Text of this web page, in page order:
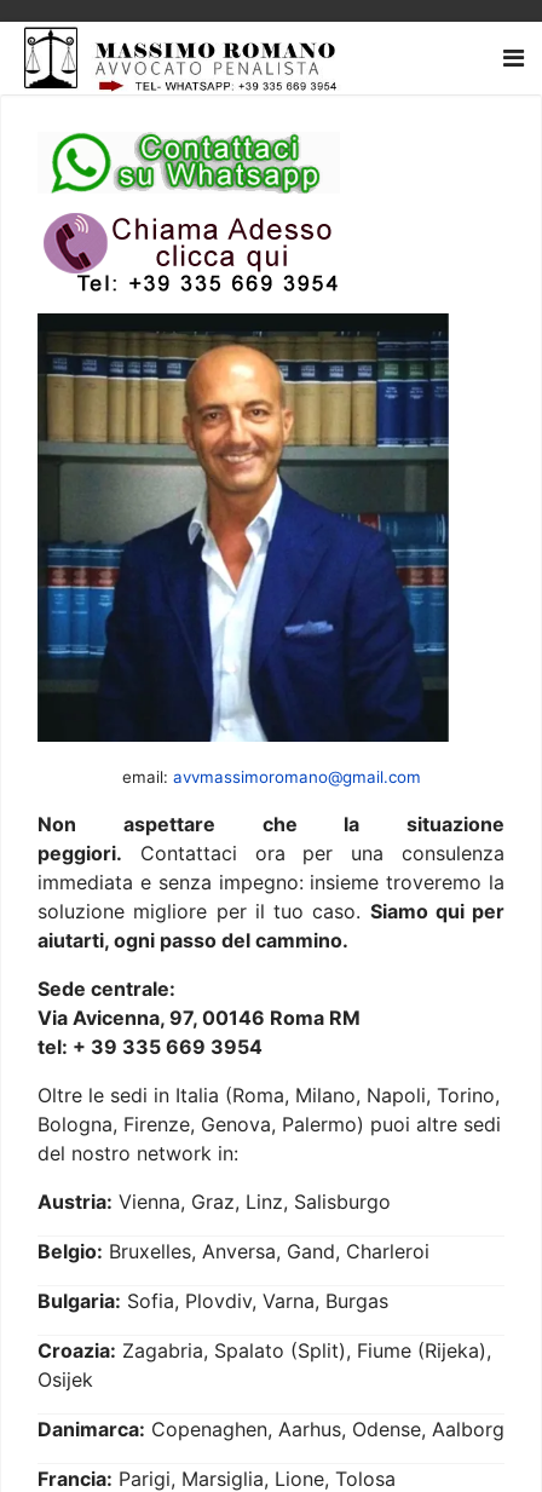
email: avvmassimoromano@gmail.com
Non aspettare che la situazione
peggiori. Contattaci ora per una consulenza
immediata e senza impegno: insieme troveremo la
soluzione migliore per il tuo caso. Siamo qui per
aiutarti, ogni passo del cammino.
Sede centrale:
Via Avicenna, 97, 00146 Roma RM
tel: + 39 335 669 3954
Oltre le sedi in Italia (Roma, Milano, Napoli, Torino,
Bologna, Firenze, Genova, Palermo) puoi altre sedi
del nostro network in:
Austria: Vienna, Graz, Linz, Salisburgo
Belgio: Bruxelles, Anversa, Gand, Charleroi
Bulgaria: Sofia, Plovdiv, Varna, Burgas
Croazia: Zagabria, Spalato (Split), Fiume (Rijeka),
Osijek
Danimarca: Copenaghen, Aarhus, Odense, Aalborg
Francia: Parigi, Marsiglia, Lione, Tolosa